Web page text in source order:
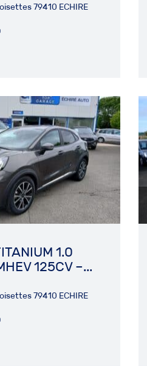
79410 ECHIRE
1.0
125CV –...
79410 ECHIRE